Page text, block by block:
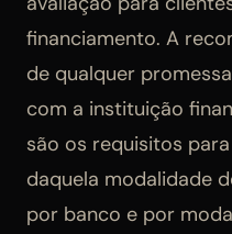
financiamento. A
de qualquer
com a instituição
são os requisitos
daquela modalidade
por banco e por